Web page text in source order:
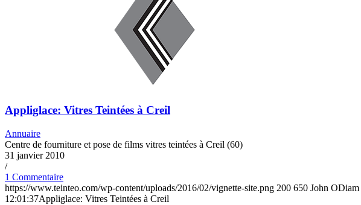
Appliglace: Vitres Teintées à Creil
Annuaire
Centre de fourniture et pose de films vitres teintées à Creil (60)
31 janvier 2010
/
1 Commentaire
https://www.teinteo.com/wp-content/uploads/2016/02/vignette-site.png 200 650 John ODiam
12:01:37Appliglace: Vitres Teintées à Creil